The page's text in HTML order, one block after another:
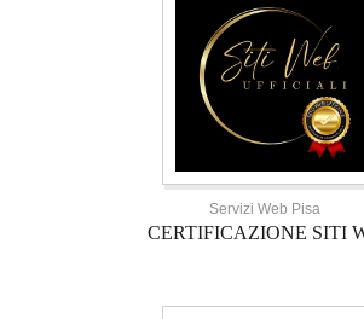
Servizi Web Pisa
CERTIFICAZIONE SITI